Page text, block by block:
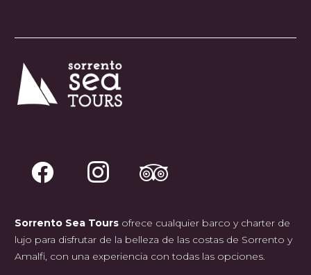
Sorrento Sea Tours ofrece cualquier barco y charter de
lujo para disfrutar de la belleza de las costas de Sorrento y
Amalfi, con una experiencia con todas las opciones.